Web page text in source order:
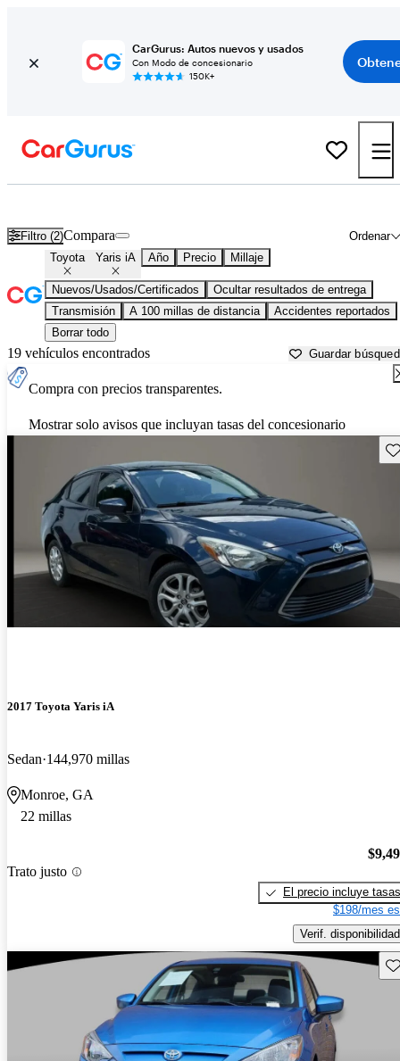
CarGurus: Autos nuevos y usados
Con Modo de concesionario
150K+
Filtro (2) Ordenar
Compara
Toyota Yaris iA Año Precio Millaje
Nuevos/Usados/Certificados
Ocultar resultados de entrega
Transmisión
A 100 millas de distancia
Accidentes reportados
Borrar todo
19 vehículos encontrados Guardar
Compra con precios transparentes.
Mostrar solo avisos que incluyan tasas del concesionario
2017 Toyota Yaris iA
Sedan 144,970 millas
Monroe, GA
22 millas
Trato justo
El precio incluye tasas
$198/mes
Verif. disponibilidad